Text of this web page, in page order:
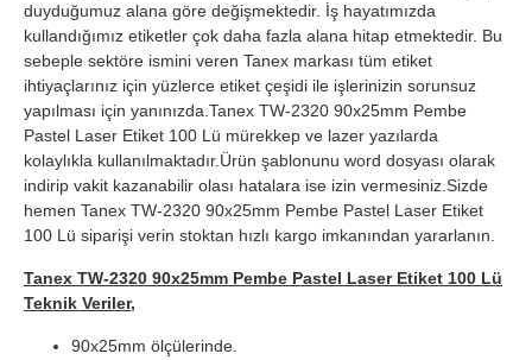
duyduğumuz alana göre değişmektedir. İş hayatımızda
kullandığımız etiketler çok daha fazla alana hitap etmektedir. Bu
sebeple sektöre ismini veren Tanex markası tüm etiket
ihtiyaçlarınız için yüzlerce etiket çeşidi ile işlerinizin sorunsuz
yapılması için yanınızda.Tanex TW-2320 90x25mm Pembe
Pastel Laser Etiket 100 Lü mürekkep ve lazer yazılarda
kolaylıkla kullanılmaktadır.Ürün şablonunu word dosyası olarak
indirip vakit kazanabilir olası hatalara ise izin vermesiniz.Sizde
hemen Tanex TW-2320 90x25mm Pembe Pastel Laser Etiket
100 Lü siparişi verin stoktan hızlı kargo imkanından yararlanın.
Tanex TW-2320 90x25mm Pembe Pastel Laser Etiket 100 Lü
Teknik Veriler,
90x25mm ölçülerinde.